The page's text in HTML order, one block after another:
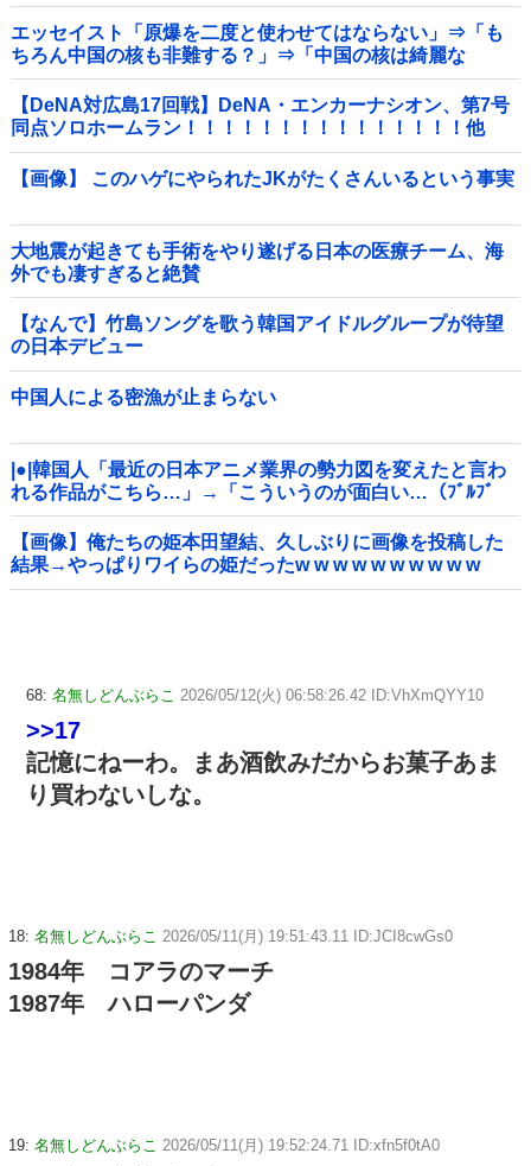
エッセイスト「原爆を二度と使わせてはならない」⇒「も
ちろん中国の核も非難する？」⇒「中国の核は綺麗な
核！」
【DeNA対広島17回戦】DeNA・エンカーナシオン、第7号
同点ソロホームラン！！！！！！！！！！！！！！！他
【画像】 このハゲにやられたJKがたくさんいるという事実
大地震が起きても手術をやり遂げる日本の医療チーム、海
外でも凄すぎると絶賛
【なんで】竹島ソングを歌う韓国アイドルグループが待望
の日本デビュー
中国人による密漁が止まらない
|●|韓国人「最近の日本アニメ業界の勢力図を変えたと言わ
れる作品がこちら…」→「こういうのが面白い…（ﾌﾞﾙﾌﾞ
ﾙ」＝韓国の反応
【画像】俺たちの姫本田望結、久しぶりに画像を投稿した
結果→やっぱりワイらの姫だったw w w w w w w w w w
68: 名無しどんぶらこ 2026/05/12(火) 06:58:26.42 ID:VhXmQYY10
>>17
記憶にねーわ。まあ酒飲みだからお菓子あま
り買わないしな。
18: 名無しどんぶらこ 2026/05/11(月) 19:51:43.11 ID:JCI8cwGs0
1984年 コアラのマーチ
1987年 ハローパンダ
19: 名無しどんぶらこ 2026/05/11(月) 19:52:24.71 ID:xfn5f0tA0